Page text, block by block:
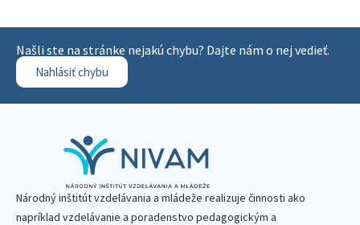
Našli ste na stránke nejakú chybu? Dajte nám o nej vedieť.
Nahlásiť chybu
Národný inštitút vzdelávania a mládeže realizuje činnosti ako
napríklad vzdelávanie a poradenstvo pedagogickým a